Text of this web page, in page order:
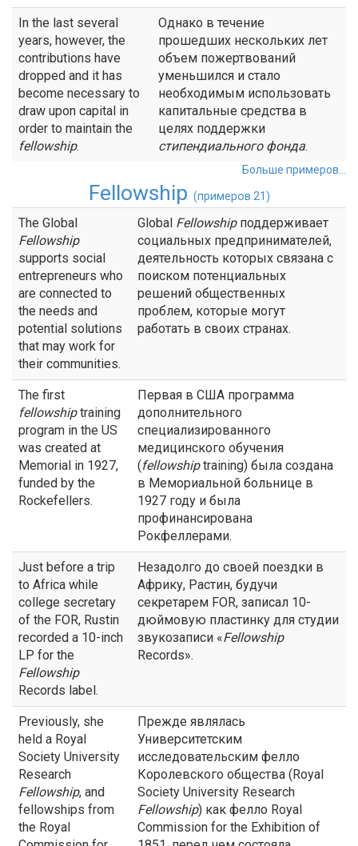
In the last several
years, however, the
contributions have
dropped and it has
become necessary to
draw upon capital in
order to maintain the
fellowship.
Однако в течение
прошедших нескольких лет
объем пожертвований
уменьшился и стало
необходимым использовать
капитальные средства в
целях поддержки
стипендиальногофонда.
Больше примеров...
Fellowship (примеров 21)
The Global
Fellowship
supports social
entrepreneurs who
are connected to
the needs and
potential solutions
that may work for
their communities.
Global Fellowshipподдерживает
социальных предпринимателей,
деятельность которых связана с
поиском потенциальных
решений общественных
проблем, которые могут
работать в своих странах.
The first
fellowshiptraining
program in the US
was created at
Memorial in 1927,
funded by the
Rockefellers.
Первая в США программа
дополнительного
специализированного
медицинского обучения
(fellowshiptraining) была создана
в Мемориальной больнице в
1927 году и была
профинансирована
Рокфеллерами.
Just before a trip
to Africa while
college secretary
of the FOR, Rustin
recorded a 10-inch
LP for the
Fellowship
Records label.
Незадолго до своей поездки в
Африку, Растин, будучи
секретарем FOR, записал 10-
дюймовую пластинку для студии
звукозаписи «Fellowship
Records».
Previously, she
held a Royal
Society University
Research
Fellowship, and
fellowships from
the Royal
Прежде являлась
Университетским
исследовательским фелло
Королевского общества (Royal
Society University Research
Fellowship) как фелло Royal
Commission for the Exhibition of